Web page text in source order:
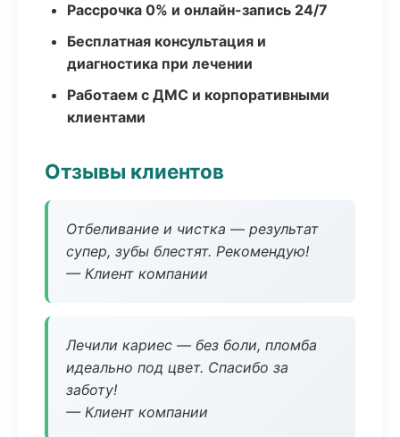
Рассрочка 0% и онлайн-запись 24/7
Бесплатная консультация и
диагностика при лечении
Работаем с ДМС и корпоративными
клиентами
Отзывы клиентов
Отбеливание и чистка — результат
супер, зубы блестят. Рекомендую!
— Клиент компании
Лечили кариес — без боли, пломба
идеально под цвет. Спасибо за
заботу!
— Клиент компании